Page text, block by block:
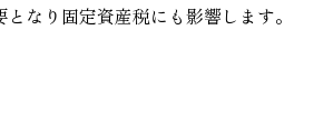
なり固定資産税にも影響します。